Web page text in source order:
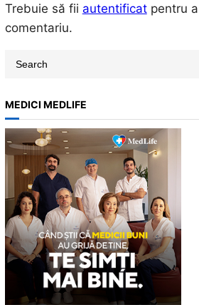
Trebuie să fii autentificatpentru
comentariu.
r
c
h
MEDICI MEDLIFE